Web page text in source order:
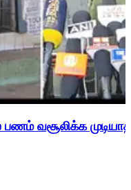
பணம் வசூலிக்க